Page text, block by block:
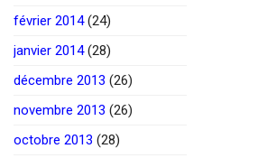
février 2014(24)
janvier 2014(28)
décembre 2013 (26)
novembre 2013 (26)
octobre 2013 (28)